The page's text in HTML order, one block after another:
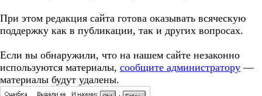
При этом редакция сайта готова оказывать всяческую
поддержку как в публикации, так и других вопросах.
Если вы обнаружили, что на нашем сайте незаконно
используются материалы, сообщите администратору —
материалы будут удалены.